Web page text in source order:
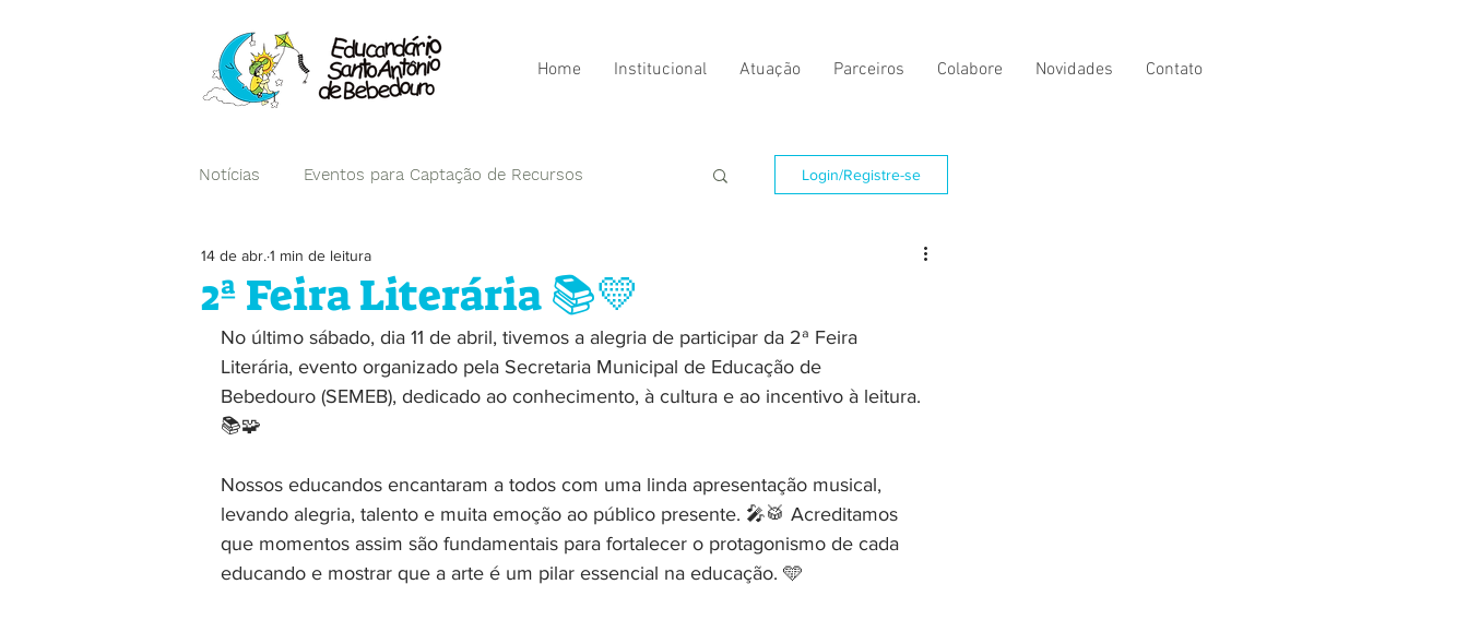
Home Institucional Atuação Parceiros Colabore Novidades Contato
Notícias Eventos para Captação de Recursos
Campanhas
Login/Registre-se
2ª Feira Literária 📚💛
14 de abr. 1 min de leitura
No último sábado, dia 11 de abril, tivemos a alegria de participar da 2ª Feira
Literária, evento organizado pela Secretaria Municipal de Educação de
Bebedouro (SEMEB), dedicado ao conhecimento, à cultura e ao incentivo à leitura.
📚🧩
Nossos educandos encantaram a todos com uma linda apresentação musical,
levando alegria, talento e muita emoção ao público presente. 🎤🥁 Acreditamos
que momentos assim são fundamentais para fortalecer o protagonismo de cada
educando e mostrar que a arte é um pilar essencial na educação. 🩵